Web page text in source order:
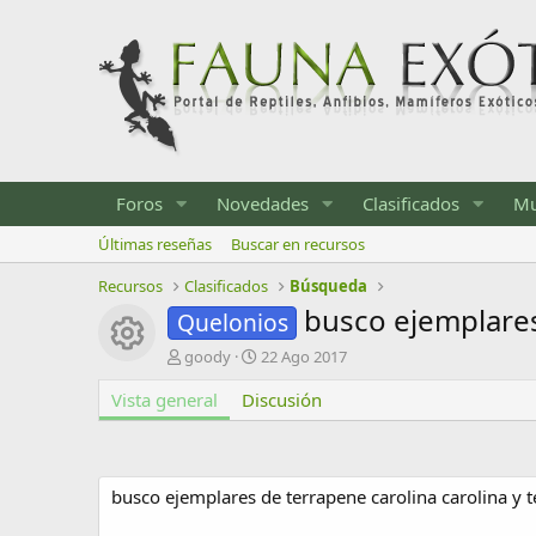
Foros Novedades Clasificados
Últimas reseñas
Buscar en recursos
Recursos
Clasificados Búsqueda
Icono del recurso
Quelonios busco
A
t
o
goody
F
c
h
c
22 Ago 2017
Vista general Discusión
busco ejemplares de terrapene carolina carolina y